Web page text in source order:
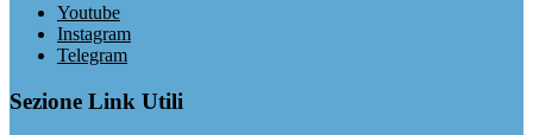
Youtube
Instagram
Telegram
Sezione Link Utili